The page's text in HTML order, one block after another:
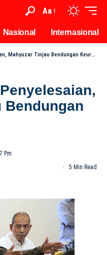
Aa
Nasional Internasional
Tinjau Bendungan Keureutoe
Bendungan
Pm
5 Min Read